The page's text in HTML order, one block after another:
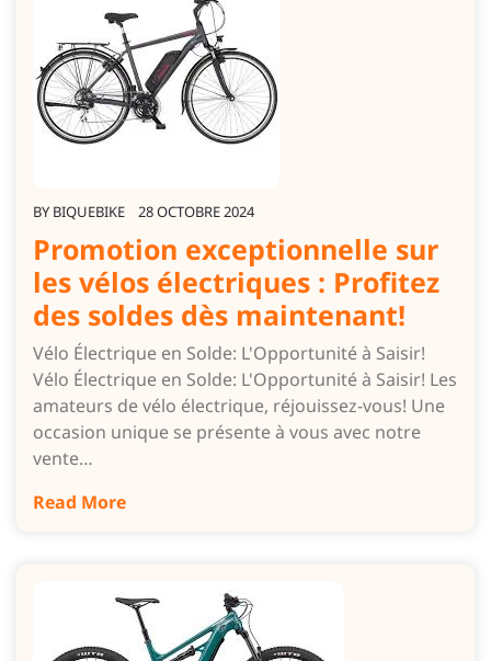
BY BIQUEBIKE 28 OCTOBRE 2024
Promotion exceptionnelle sur
les vélos électriques : Profitez
des soldes dès maintenant!
Vélo Électrique en Solde: L'Opportunité à Saisir!
Vélo Électrique en Solde: L'Opportunité à Saisir! Les
amateurs de vélo électrique, réjouissez-vous! Une
occasion unique se présente à vous avec notre
vente…
Read More